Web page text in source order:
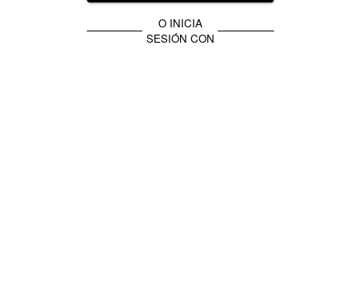
O INICIA
SESIÓN CON